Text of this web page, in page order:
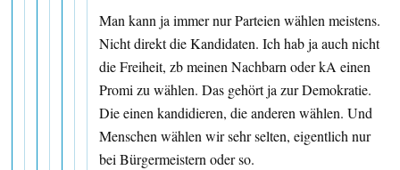
Man kann ja immer nur Parteien wählen meistens.
Nicht direkt die Kandidaten. Ich hab ja auch nicht
die Freiheit, zb meinen Nachbarn oder kA einen
Promi zu wählen. Das gehört ja zur Demokratie.
Die einen kandidieren, die anderen wählen. Und
Menschen wählen wir sehr selten, eigentlich nur
bei Bürgermeistern oder so.